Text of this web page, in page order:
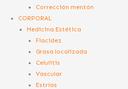
Corrección mentón
CORPORAL
Medicina Estética
Flacidez
Grasa localizada
Celulitis
Vascular
Estrías